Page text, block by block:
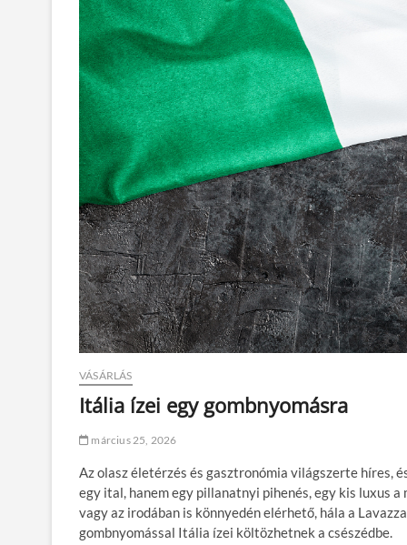
VÁSÁRLÁS
Itália ízei egy gombnyomásra
március 25, 2026
Az olasz életérzés és gasztronómia világszerte híres,
egy ital, hanem egy pillanatnyi pihenés, egy kis luxus
vagy az irodában is könnyedén elérhető, hála a
gombnyomással Itália ízei költözhetnek a csészédbe.